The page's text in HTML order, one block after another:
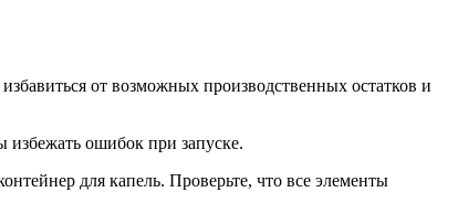
от возможных производственных остатков и
избежать ошибок при запуске.
для капель. Проверьте, что все элементы